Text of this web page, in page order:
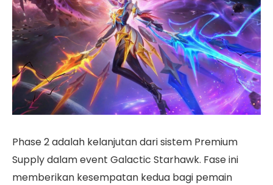
Phase 2 adalah kelanjutan dari sistem Premium
Supply dalam event Galactic Starhawk. Fase ini
memberikan kesempatan kedua bagi pemain